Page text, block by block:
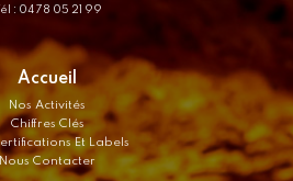
: 04 78 05 21 99
Accueil
Nos Activités
Chiffres Clés
Et Labels
Nous Contacter